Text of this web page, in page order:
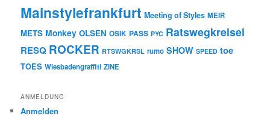
Mainstylefrankfurt Meeting of Styles MEIR
METS Monkey OLSEN OSIK PASS PYC Ratswegkreisel
RESQ ROCKER RTSWGKRSL rumo SHOW SPEED toe
TOES Wiesbadengraffiti ZINE
ANMELDUNG
Anmelden